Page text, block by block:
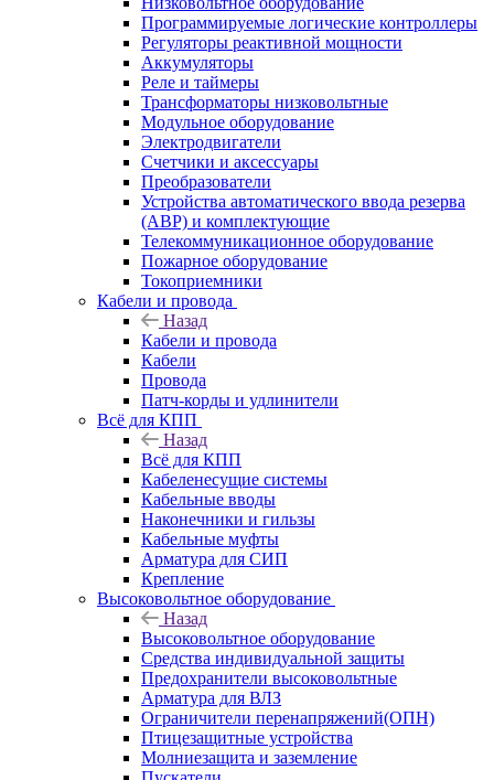
Программируемые логические контроллеры
Регуляторы реактивной мощности
Аккумуляторы
Реле и таймеры
Трансформаторы низковольтные
Модульное оборудование
Электродвигатели
Счетчики и аксессуары
Преобразователи
Устройства автоматического ввода резерва
(АВР) и комплектующие
Телекоммуникационное оборудование
Пожарное оборудование
Токоприемники
Кабели и провода
Назад
Кабели и провода
Кабели
Провода
Патч-корды и удлинители
Всё для КПП
Назад
Всё для КПП
Кабеленесущие системы
Кабельные вводы
Наконечники и гильзы
Кабельные муфты
Арматура для СИП
Крепление
Высоковольтное оборудование
Назад
Высоковольтное оборудование
Средства индивидуальной защиты
Предохранители высоковольтные
Арматура для ВЛЗ
Ограничители перенапряжений(ОПН)
Птицезащитные устройства
Молниезащита и заземление